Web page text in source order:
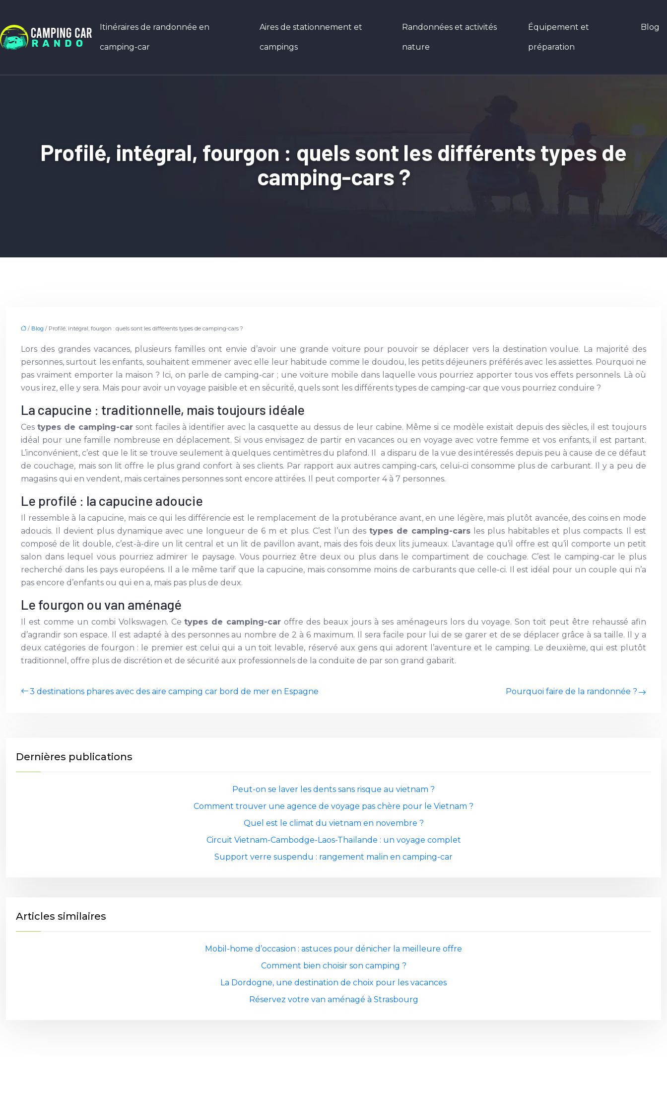
Itinéraires de randonnée en
camping-car
Aires de stationnement et
campings
Randonnées et activités
nature
Équipement et
préparation
Blog
Profilé, intégral, fourgon : quels sont les différents types de
camping-cars ?
/ Blog / Profilé, intégral, fourgon : quels sont les différents types de camping-cars ?
Lors des grandes vacances, plusieurs familles ont envie d’avoir une grande voiture pour pouvoir se déplacer vers la destination voulue. La majorité des
personnes, surtout les enfants, souhaitent emmener avec elle leur habitude comme le doudou, les petits déjeuners préférés avec les assiettes. Pourquoi ne
pas vraiment emporter la maison ? Ici, on parle de camping-car ; une voiture mobile dans laquelle vous pourriez apporter tous vos effets personnels. Là où
vous irez, elle y sera. Mais pour avoir un voyage paisible et en sécurité, quels sont les différents types de camping-car que vous pourriez conduire ?
La capucine : traditionnelle, mais toujours idéale
Cestypes de camping-car sont faciles à identifier avec la casquette au dessus de leur cabine. Même si ce modèle existait depuis des siècles, il est toujours
idéal pour une famille nombreuse en déplacement. Si vous envisagez de partir en vacances ou en voyage avec votre femme et vos enfants, il est partant.
L’inconvénient, c’est que le lit se trouve seulement à quelques centimètres du plafond. Il a disparu de la vue des intéressés depuis peu à cause de ce défaut
de couchage, mais son lit offre le plus grand confort à ses clients. Par rapport aux autres camping-cars, celui-ci consomme plus de carburant. Il y a peu de
magasins qui en vendent, mais certaines personnes sont encore attirées. Il peut comporter 4 à 7 personnes.
Le profilé : la capucine adoucie
Il ressemble à la capucine, mais ce qui les différencie est le remplacement de la protubérance avant, en une légère, mais plutôt avancée, des coins en mode
adoucis. Il devient plus dynamique avec une longueur de 6 m et plus. C’est l’un destypes de camping-carsles plus habitables et plus compacts. Il est
composé de lit double, c’est-à-dire un lit central et un lit de pavillon avant, mais des fois deux lits jumeaux. L’avantage qu’il offre est qu’il comporte un petit
salon dans lequel vous pourriez admirer le paysage. Vous pourriez être deux ou plus dans le compartiment de couchage. C’est le camping-car le plus
recherché dans les pays européens. Il a le même tarif que la capucine, mais consomme moins de carburants que celle-ci. Il est idéal pour un couple qui n’a
pas encore d’enfants ou qui en a, mais pas plus de deux.
Le fourgon ou van aménagé
Il est comme un combi Volkswagen. Cetypes de camping-car offre des beaux jours à ses aménageurs lors du voyage. Son toit peut être rehaussé afin
d’agrandir son espace. Il est adapté à des personnes au nombre de 2 à 6 maximum. Il sera facile pour lui de se garer et de se déplacer grâce à sa taille. Il y a
deux catégories de fourgon : le premier est celui qui a un toit levable, réservé aux gens qui adorent l’aventure et le camping. Le deuxième, qui est plutôt
traditionnel, offre plus de discrétion et de sécurité aux professionnels de la conduite de par son grand gabarit.
3 destinations phares avec des aire camping car bord de mer en Espagne Pourquoi faire de la randonnée ?
Dernières publications
Peut-on se laver les dents sans risque au vietnam ?
Comment trouver une agence de voyage pas chère pour le Vietnam ?
Quel est le climat du vietnam en novembre ?
Circuit Vietnam-Cambodge-Laos-Thaïlande : un voyage complet
Support verre suspendu : rangement malin en camping-car
Articles similaires
Mobil-home d’occasion : astuces pour dénicher la meilleure offre
Comment bien choisir son camping ?
La Dordogne, une destination de choix pour les vacances
Réservez votre van aménagé à Strasbourg